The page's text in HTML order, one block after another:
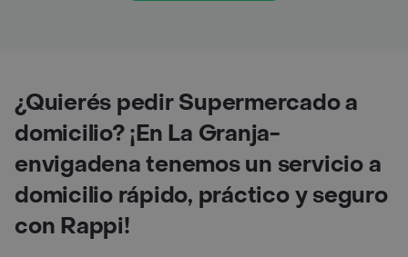
¿Quierés pedir Supermercado a
domicilio? ¡En La Granja-
envigadena tenemos un servicio a
domicilio rápido, práctico y seguro
con Rappi!